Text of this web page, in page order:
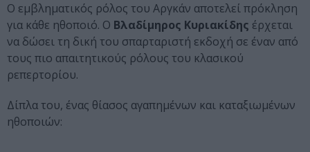
Ο εμβληματικός ρόλος του Αργκάν αποτελεί πρόκληση
για κάθε ηθοποιό. Ο Βλαδίμηρος Κυριακίδης έρχεται
να δώσει τη δική του σπαρταριστή εκδοχή σε έναν από
τους πιο απαιτητικούς ρόλους του κλασικού
ρεπερτορίου.
Δίπλα του, ένας θίασος αγαπημένων και καταξιωμένων
ηθοποιών: